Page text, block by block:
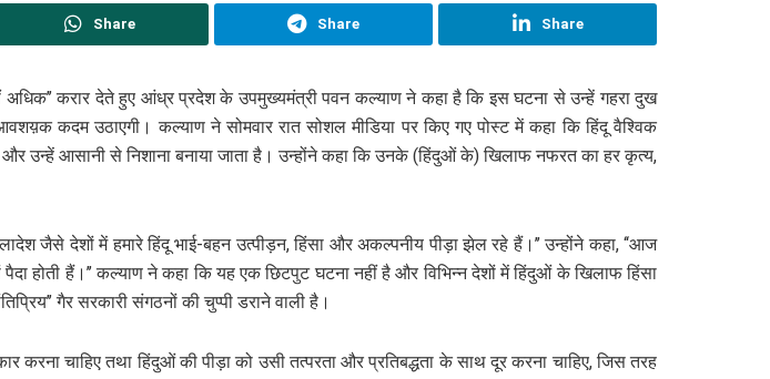
Share Share Share
अधिक’’ करार देते हुए आंध्र प्रदेश के उपमुख्यमंत्री पवन कल्याण ने कहा है कि इस घटना से उन्हें गहरा दुख
कदम उठाएगी। कल्याण ने सोमवार रात सोशल मीडिया पर किए गए पोस्ट में कहा कि हिंदू वैश्विक
उन्हें आसानी से निशाना बनाया जाता है। उन्होंने कहा कि उनके (हिंदुओं के) खिलाफ नफरत का हर कृत्य,
जैसे देशों में हमारे हिंदू भाई-बहन उत्पीड़न, हिंसा और अकल्पनीय पीड़ा झेल रहे हैं।’’ उन्होंने कहा, ‘‘आज
होती हैं।’’ कल्याण ने कहा कि यह एक छिटपुट घटना नहीं है और विभिन्न देशों में हिंदुओं के खिलाफ हिंसा
गैर सरकारी संगठनों की चुप्पी डराने वाली है।
करना चाहिए तथा हिंदुओं की पीड़ा को उसी तत्परता और प्रतिबद्धता के साथ दूर करना चाहिए, जिस तरह